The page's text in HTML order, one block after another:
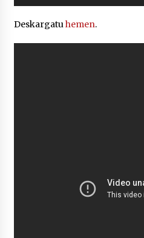
Deskargatuhemen.